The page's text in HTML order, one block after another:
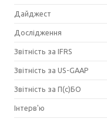
Дайджест
Дослідження
Звітність за IFRS
Звітність за US-GAAP
Звітність за П(с)БО
Інтерв'ю